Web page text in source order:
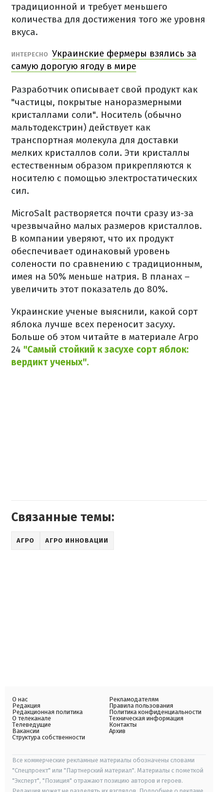
традиционной и требует меньшего
количества для достижения того же уровня
вкуса.
ИНТЕРЕСНО Украинские фермеры взялись за
самую дорогую ягоду в мире
Разработчик описывает свой продукт как
"частицы, покрытые наноразмерными
кристаллами соли". Носитель (обычно
мальтодекстрин) действует как
транспортная молекула для доставки
мелких кристаллов соли. Эти кристаллы
естественным образом прикрепляются к
носителю с помощью электростатических
сил.
MicroSalt растворяется почти сразу из-за
чрезвычайно малых размеров кристаллов.
В компании уверяют, что их продукт
обеспечивает одинаковый уровень
солености по сравнению с традиционным,
имея на 50% меньше натрия. В планах –
увеличить этот показатель до 80%.
Украинские ученые выяснили, какой сорт
яблока лучше всех переносит засуху.
Больше об этом читайте в материале Агро
24 "Самый стойкий к засухе сорт яблок:
вердикт ученых".
Связанные темы:
АГРО АГРО ИННОВАЦИИ
О нас
Редакция
Редакционная политика
О телеканале
Телеведущие
Вакансии
Структура собственности
Рекламодателям
Правила пользования
Политика конфиденциальности
Техническая информация
Контакты
Архив
Все коммерческие рекламные материалы обозначены словами
"Спецпроект" или "Партнерский материал". Материалы с пометкой
"Эксперт", "Позиция" отражают позицию авторов и героев.